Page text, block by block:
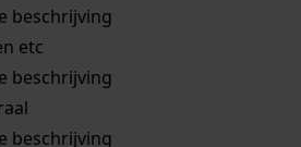
beschrijving
etc
beschrijving
beschrijving